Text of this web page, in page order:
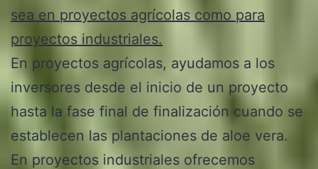
sea en proyectos agrícolas como para
proyectos industriales.
En proyectos agrícolas, ayudamos a los
inversores desde el inicio de un proyecto
hasta la fase final de finalización cuando se
establecen las plantaciones de aloe vera.
En proyectos industriales ofrecemos